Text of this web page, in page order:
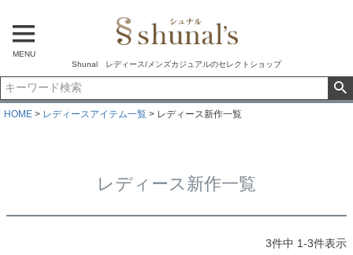
MENU
Shunal レディース/メンズカジュアルのセレクトショップ
HOME レディースアイテム一覧 レディース新作一覧
レディース新作一覧
3件中 1-3件表示